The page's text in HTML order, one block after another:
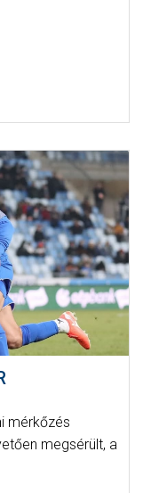
mérkőzés
megsérült, a